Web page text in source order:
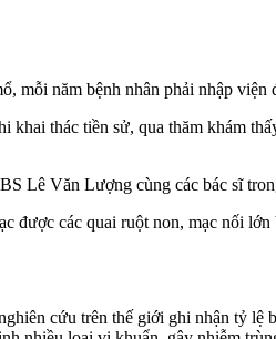
mỗi năm bệnh nhân phải nhập
thác tiền sử, qua thăm khám
Lê Văn Lượng cùng các bác sĩ
các quai ruột non, mạc nối
cứu trên thế giới ghi nhận tỷ